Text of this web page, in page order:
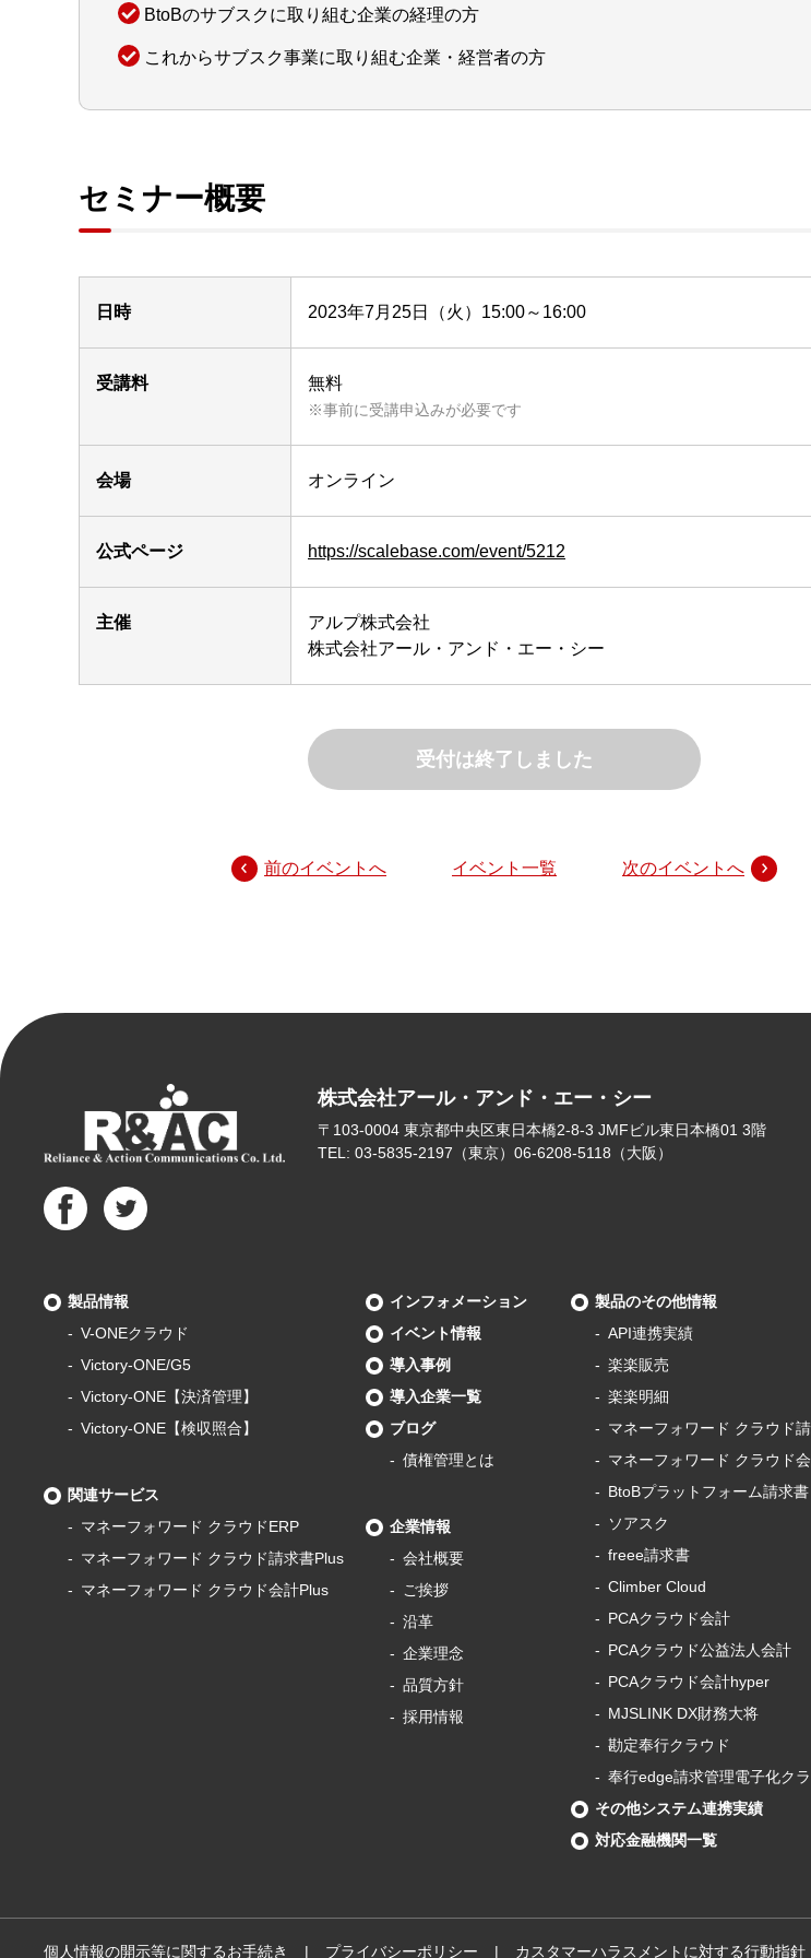
BtoBのサブスクに取り組む企業の経理の方
これからサブスク事業に取り組む企業・経営者の方
セミナー概要
日時 2023年7月25日（火）15:00～16:00
受講料 無料
※事前に受講申込みが必要です
会場 オンライン
公式ページ https://scalebase.com/event/5212
主催
アルプ株式会社
株式会社アール・アンド・エー・シー
受付は終了しました
前のイベントへ イベント一覧 次のイベントへ
株式会社アール・アンド・エー・シー
〒103-0004 東京都中央区東日本橋2-8-3 JMFビル東日本橋01 3階
TEL: 03-5835-2197（東京）06-6208-5118（大阪）
製品情報
V-ONEクラウド
Victory-ONE/G5
Victory-ONE【決済管理】
Victory-ONE【検収照合】
関連サービス
マネーフォワード クラウドERP
マネーフォワード クラウド請求書Plus
マネーフォワード クラウド会計Plus
インフォメーション
イベント情報
導入事例
導入企業一覧
ブログ
債権管理とは
企業情報
会社概要
ご挨拶
沿革
企業理念
品質方針
採用情報
製品のその他情報
API連携実績
楽楽販売
楽楽明細
マネーフォワード クラウド
マネーフォワード クラウド
BtoBプラットフォーム請求書
ソアスク
freee請求書
Climber Cloud
PCAクラウド会計
PCAクラウド公益法人会計
PCAクラウド会計hyper
MJSLINK DX財務大将
勘定奉行クラウド
奉行edge請求管理電子化ク
その他システム連携実績
対応金融機関一覧
個人情報の開示等に関するお手続き プライバシーポリシー カスタマーハラスメントに対する行動指針